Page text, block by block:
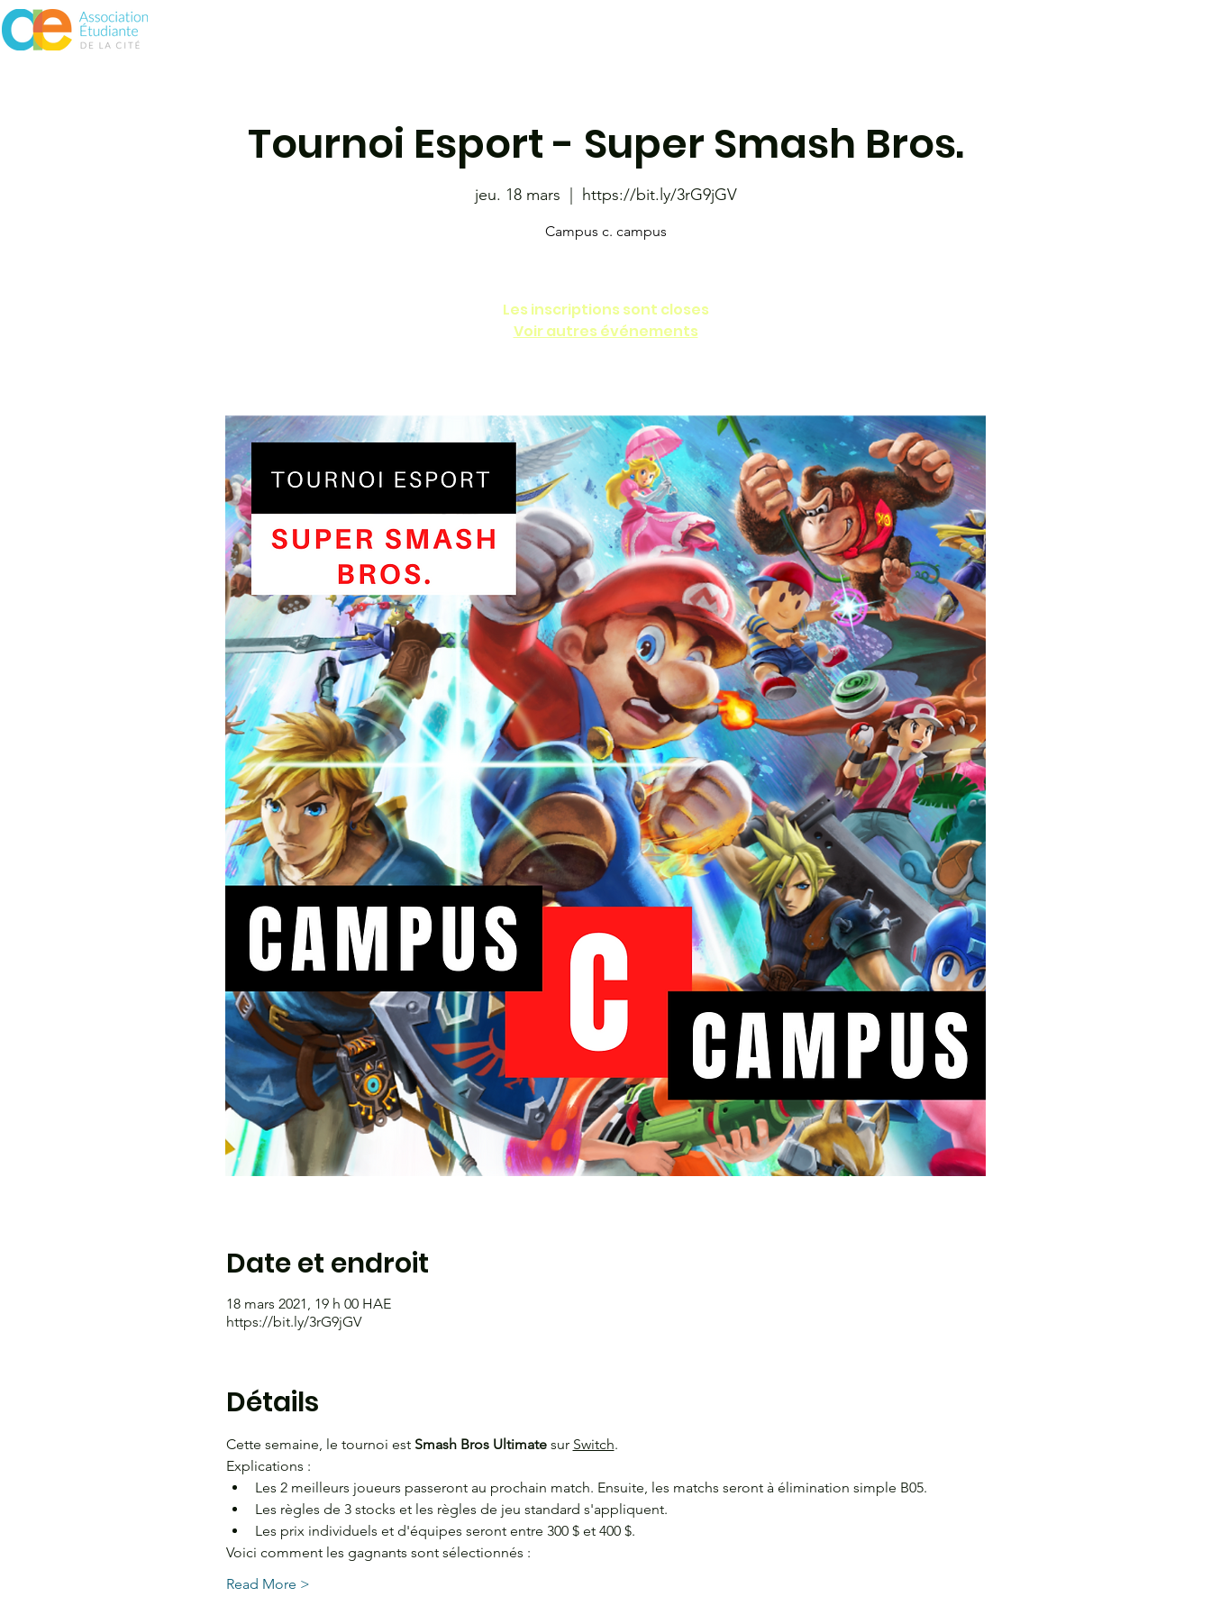
Tournoi Esport - Super Smash Bros.
jeu. 18 mars https://bit.ly/3rG9jGV
Campus c. campus
Les inscriptions sont closes
Voir autres événements
Date et endroit
18 mars 2021, 19 h 00 HAE
https://bit.ly/3rG9jGV
Détails
Cette semaine, le tournoi est Smash Bros Ultimate sur Switch.
Explications :
Les 2 meilleurs joueurs passeront au prochain match. Ensuite, les matchs seront à élimination simple B05.
Les règles de 3 stocks et les règles de jeu standard s'appliquent.
Les prix individuels et d'équipes seront entre 300 $ et 400 $.
Voici comment les gagnants sont sélectionnés :
Read More >